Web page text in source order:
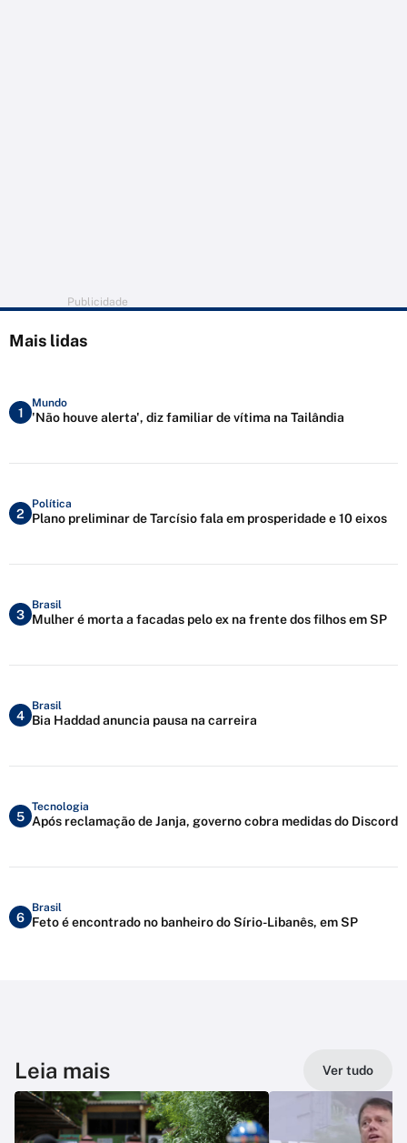
Publicidade
Mais lidas
1
Mundo
'Não houve alerta', diz familiar de vítima na Tailândia
2
Política
Plano preliminar de Tarcísio fala em prosperidade e 10 eixos
3
Brasil
Mulher é morta a facadas pelo ex na frente dos filhos em SP
4
Brasil
Bia Haddad anuncia pausa na carreira
5
Tecnologia
Após reclamação de Janja, governo cobra medidas do Discord
6
Brasil
Feto é encontrado no banheiro do Sírio-Libanês, em SP
Leia mais Ver tudo